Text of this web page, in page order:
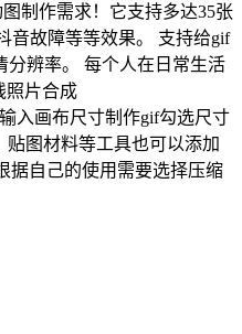
制作需求！它支持多达35张
音故障等等效果。 支持给gif
分辨率。 每个人在日常生活
照片合成
入画布尺寸制作gif勾选尺寸
图材料等工具也可以添加
据自己的使用需要选择压缩